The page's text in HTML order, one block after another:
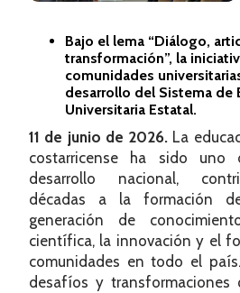
Bajo el lema “Diálogo,
transformación”, la
comunidades
desarrollo del Sistema de
Universitaria Estatal.
11 de junio de 2026. La
costarricense ha sido
desarrollo nacional,
décadas a la formación
generación de
científica, la innovación y el
comunidades en todo el
desafíos y transformaciones